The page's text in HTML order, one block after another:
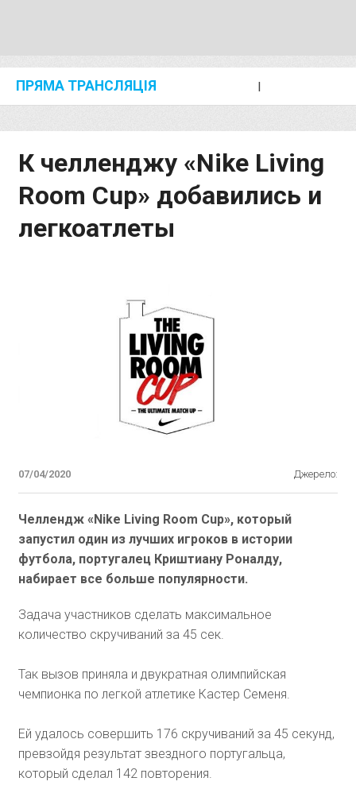
ПРЯМА ТРАНСЛЯЦІЯ I
К челленджу «Nike Living
Room Cup» добавились и
легкоатлеты
07/04/2020 Джерело:
Челлендж «Nike Living Room Cup», который
запустил один из лучших игроков в истории
футбола, португалец Криштиану Роналду,
набирает все больше популярности.
Задача участников сделать максимальное
количество скручиваний за 45 сек.
Так вызов приняла и двукратная олимпийская
чемпионка по легкой атлетике Кастер Семеня.
Ей удалось совершить 176 скручиваний за 45 секунд,
превзойдя результат звездного португальца,
который сделал 142 повторения.